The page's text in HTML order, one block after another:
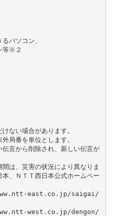
パソコン、
等※２
ない場合があります。
局番を単位とします。
伝言から削除され、新しい伝言が
は、災害の状況により異なりま
、ＮＴＴ西日本公式ホームペー
www.ntt-east.co.jp/saigai/
west.co.jp/dengon/